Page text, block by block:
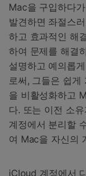
Mac을 구입하다
발견하면 좌절스
하고 효과적인 해
하여 문제를 해결
설명하고 예의롭
로써, 그들은 쉽
을 비활성화하고
다. 또는 이전 소
계정에서 분리할
여 Mac을 자신의
iCloud 계정에서